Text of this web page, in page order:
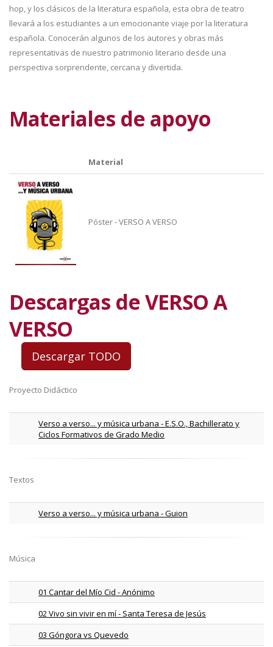
hop, y los clásicos de la literatura española, esta obra de teatro
llevará a los estudiantes a un emocionante viaje por la literatura
española. Conocerán algunos de los autores y obras más
representativas de nuestro patrimonio literario desde una
perspectiva sorprendente, cercana y divertida.
Materiales de apoyo
Material
Póster - VERSO A VERSO
Descargas de VERSO A
VERSO
Proyecto Didáctico
Verso a verso... y música urbana - E.S.O., Bachillerato y
Ciclos Formativos de Grado Medio
Textos
Verso a verso... y música urbana - Guion
Música
01 Cantar del Mío Cid - Anónimo
02 Vivo sin vivir en mí - Santa Teresa de Jesús
03 Góngora vs Quevedo